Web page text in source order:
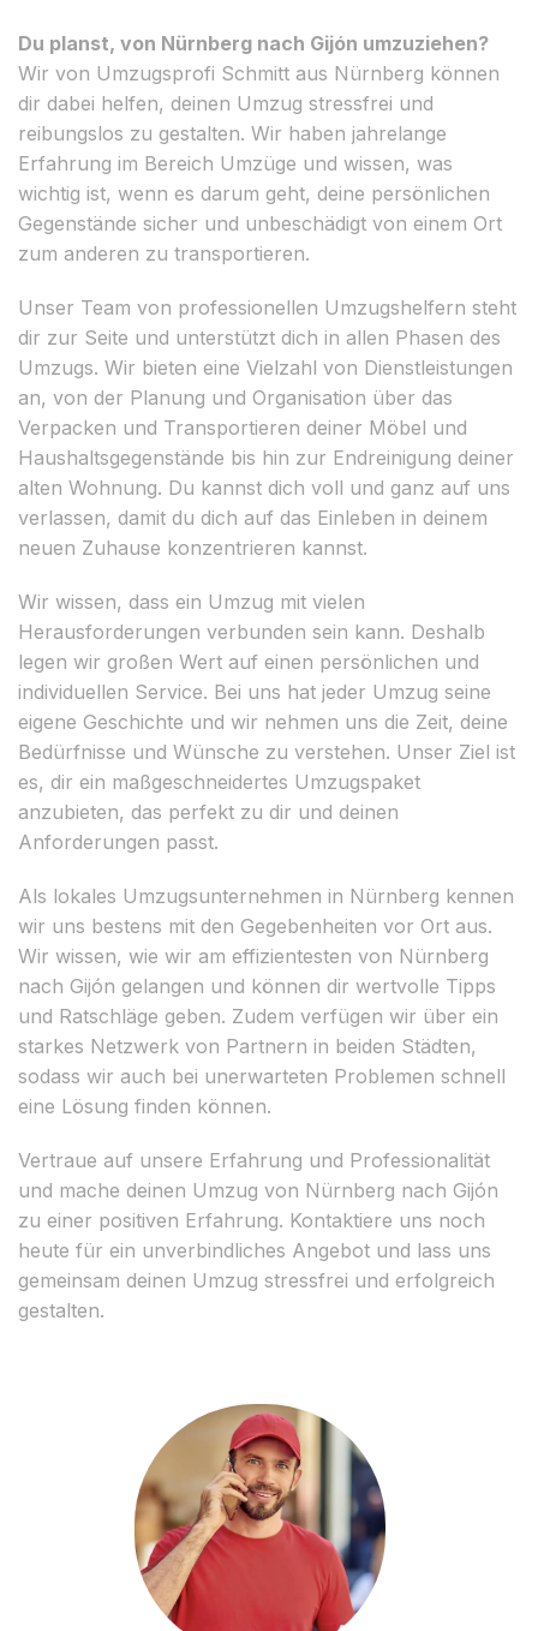
Du planst, von Nürnberg nach Gijón umzuziehen?
Wir von Umzugsprofi Schmitt aus Nürnberg können
dir dabei helfen, deinen Umzug stressfrei und
reibungslos zu gestalten. Wir haben jahrelange
Erfahrung im Bereich Umzüge und wissen, was
wichtig ist, wenn es darum geht, deine persönlichen
Gegenstände sicher und unbeschädigt von einem Ort
zum anderen zu transportieren.
Unser Team von professionellen Umzugshelfern steht
dir zur Seite und unterstützt dich in allen Phasen des
Umzugs. Wir bieten eine Vielzahl von Dienstleistungen
an, von der Planung und Organisation über das
Verpacken und Transportieren deiner Möbel und
Haushaltsgegenstände bis hin zur Endreinigung deiner
alten Wohnung. Du kannst dich voll und ganz auf uns
verlassen, damit du dich auf das Einleben in deinem
neuen Zuhause konzentrieren kannst.
Wir wissen, dass ein Umzug mit vielen
Herausforderungen verbunden sein kann. Deshalb
legen wir großen Wert auf einen persönlichen und
individuellen Service. Bei uns hat jeder Umzug seine
eigene Geschichte und wir nehmen uns die Zeit, deine
Bedürfnisse und Wünsche zu verstehen. Unser Ziel ist
es, dir ein maßgeschneidertes Umzugspaket
anzubieten, das perfekt zu dir und deinen
Anforderungen passt.
Als lokales Umzugsunternehmen in Nürnberg kennen
wir uns bestens mit den Gegebenheiten vor Ort aus.
Wir wissen, wie wir am effizientesten von Nürnberg
nach Gijón gelangen und können dir wertvolle Tipps
und Ratschläge geben. Zudem verfügen wir über ein
starkes Netzwerk von Partnern in beiden Städten,
sodass wir auch bei unerwarteten Problemen schnell
eine Lösung finden können.
Vertraue auf unsere Erfahrung und Professionalität
und mache deinen Umzug von Nürnberg nach Gijón
zu einer positiven Erfahrung. Kontaktiere uns noch
heute für ein unverbindliches Angebot und lass uns
gemeinsam deinen Umzug stressfrei und erfolgreich
gestalten.